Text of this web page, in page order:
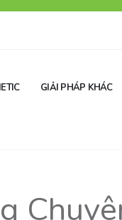
GIẢI PHÁP KHÁC